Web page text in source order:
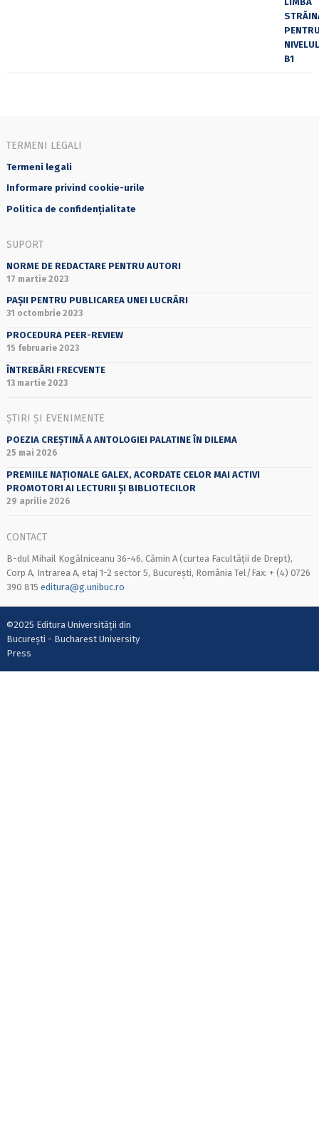
TERMENI LEGALI
Termeni legali
Informare privind cookie-urile
Politica de confidențialitate
SUPORT
NORME DE REDACTARE PENTRU AUTORI
17 martie 2023
PAȘII PENTRU PUBLICAREA UNEI LUCRĂRI
31 octombrie 2023
PROCEDURA PEER-REVIEW
15 februarie 2023
ÎNTREBĂRI FRECVENTE
13 martie 2023
ȘTIRI ȘI EVENIMENTE
POEZIA CREȘTINĂ A ANTOLOGIEI PALATINE ÎN DILEMA
25 mai 2026
PREMIILE NAȚIONALE GALEX, ACORDATE CELOR MAI ACTIVI
PROMOTORI AI LECTURII ȘI BIBLIOTECILOR
29 aprilie 2026
CONTACT
B-dul Mihail Kogălniceanu 36-46, Cămin A (curtea Facultății de Drept),
Corp A, Intrarea A, etaj 1-2 sector 5, București, România Tel/Fax: + (4) 0726
390 815 editura@g.unibuc.ro
©2025 Editura Universității din
București - Bucharest University
Press